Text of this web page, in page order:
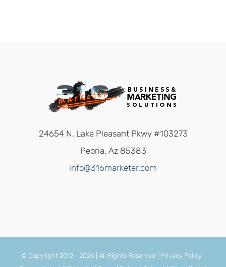
24654 N. Lake Pleasant Pkwy #103273
Peoria, Az 85383
info@316marketer.com
© Copyright 2012 - 2026 | All Rights Reserved | Privacy Policy